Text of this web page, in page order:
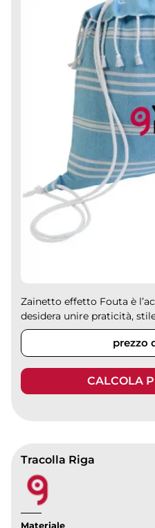
Zainetto effetto Fouta è
desidera unire praticità,
prezzo
CALCOLA
Tracolla Riga
Materiale